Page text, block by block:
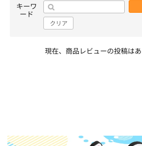
キーワ
ード
クリア
現在、商品レビューの投稿はあ